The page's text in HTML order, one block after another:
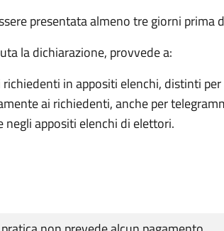
presentata almeno tre giorni prima
la dichiarazione, provvede a:
in appositi elenchi, distinti
ai richiedenti, anche per
appositi elenchi di elettori.